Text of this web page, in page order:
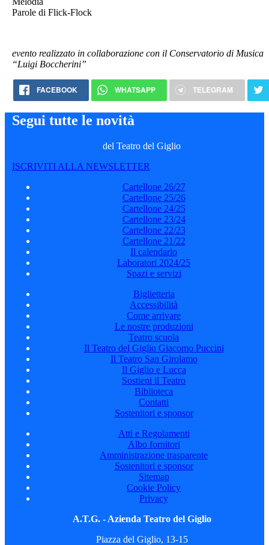
Parole di Flick-Flock
evento realizzato in collaborazione con il Conservatorio di Musica
“Luigi Boccherini”
FACEBOOK WHATSAPP TELEGRAM
Segui tutte le novità
del Teatro del Giglio
ISCRIVITI ALLA NEWSLETTER
Cartellone 26/27
Cartellone 25/26
Cartellone 24/25
Cartellone 23/24
Cartellone 22/23
Cartellone 21/22
Il calendario
Laboratori 2024/25
Spazi e servizi
Biglietteria
Accessibilità
Come arrivare
Le nostre produzioni
Teatro scuola
Il Teatro del Giglio Giacomo Puccini
Il Teatro San Girolamo
Il Giglio e Lucca
Sostieni il Teatro
Biblioteca
Contatti
Sostenitori e sponsor
Atti e Regolamenti
Albo fornitori
Amministrazione trasparente
Sostenitori e sponsor
Sitemap
Cookie Policy
Privacy
A.T.G. - Azienda Teatro del Giglio
Piazza del Giglio, 13-15